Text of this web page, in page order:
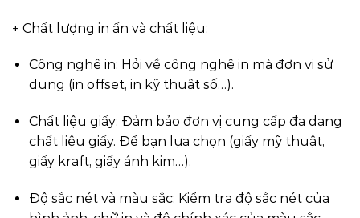
+ Chất lượng in ấn và chất liệu:
Công nghệ in: Hỏi về công nghệ in mà đơn vị sử
dụng (in offset, in kỹ thuật số…).
Chất liệu giấy: Đảm bảo đơn vị cung cấp đa dạng
chất liệu giấy. Để bạn lựa chọn (giấy mỹ thuật,
giấy kraft, giấy ánh kim…).
Độ sắc nét và màu sắc: Kiểm tra độ sắc nét của